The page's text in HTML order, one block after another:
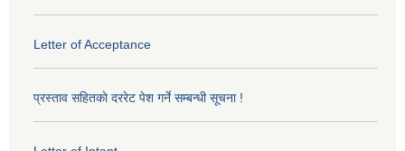
Letter of Acceptance
प्रस्ताव सहितकाे दररेट पेश गर्ने सम्बन्धी सूचना !